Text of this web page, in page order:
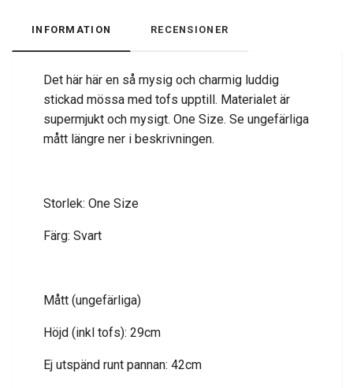
INFORMATION RECENSIONER
Det här här en så mysig och charmig luddig
stickad mössa med tofs upptill. Materialet är
supermjukt och mysigt. One Size. Se ungefärliga
mått längre ner i beskrivningen.
Storlek: One Size
Färg: Svart
Mått (ungefärliga)
Höjd (inkl tofs): 29cm
Ej utspänd runt pannan: 42cm